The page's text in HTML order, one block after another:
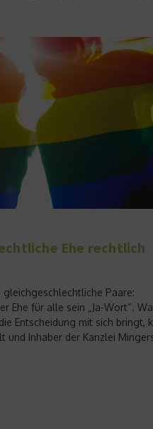
Ehe rechtlich
gleichgeschlechtliche Paare:
Ehe für alle sein „Ja-Wort“.
Entscheidung mit sich bringt,
und Inhaber der Kanzlei